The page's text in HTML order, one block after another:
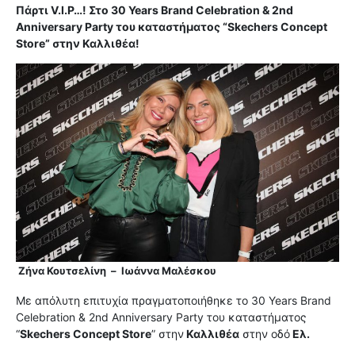
Πάρτι V.I.P…! Στο 30 Years Brand Celebration & 2nd
Anniversary Party του καταστήματος “Skechers Concept
Store” στην Καλλιθέα!
Ζήνα Κουτσελίνη – Ιωάννα Μαλέσκου
Με απόλυτη επιτυχία πραγματοποιήθηκε το 30 Years Brand
Celebration & 2nd Anniversary Party του καταστήματος
“Skechers Concept Store” στηνΚαλλιθέα στην οδόΕλ.